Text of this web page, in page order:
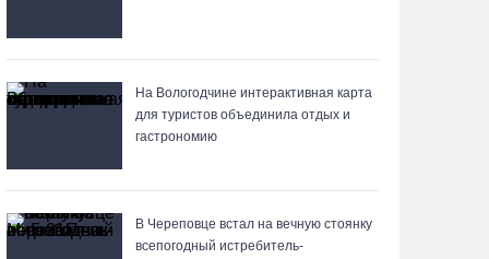
122 школьника из Алчевска прибыли на
«Территорию талантов» в Вологодской области
Семерых пьяных водителей и 34 без прав
задержали за сутки вологодские гаишники
На Вологодчине интерактивная карта
для туристов объединила отдых и
гастрономию
В Череповце встал на вечную стоянку
всепогодный истребитель-